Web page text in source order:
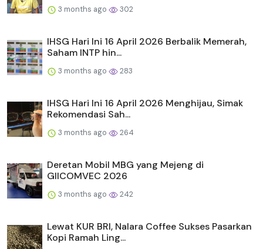
3 months ago 302
IHSG Hari Ini 16 April 2026 Berbalik Memerah,
Saham INTP hin...
3 months ago 283
IHSG Hari Ini 16 April 2026 Menghijau, Simak
Rekomendasi Sah...
3 months ago 264
Deretan Mobil MBG yang Mejeng di
GIICOMVEC 2026
3 months ago 242
Lewat KUR BRI, Nalara Coffee Sukses Pasarkan
Kopi Ramah Ling...